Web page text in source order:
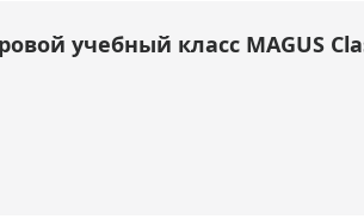
учебный класс MAGUS